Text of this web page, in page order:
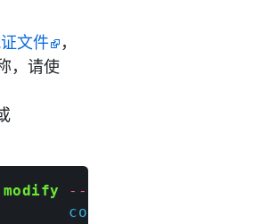
文件
，
，请使
--local
configpath